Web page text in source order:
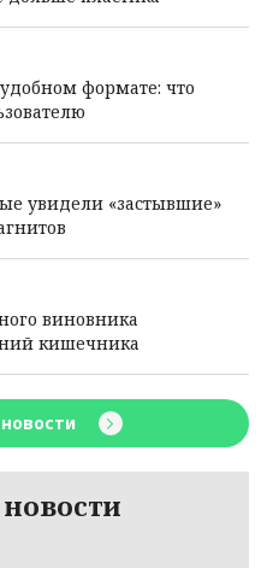
формате: что
увидели «застывшие»
виновника
кишечника